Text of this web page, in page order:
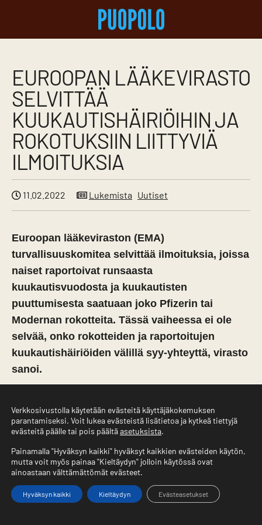
EUROOPAN LÄÄKEVIRASTO
SELVITTÄÄ
KUUKAUTISHÄIRIÖIHIN JA
ROKOTUKSIIN LIITTYVIÄ
ILMOITUKSIA
11.02.2022 Lukemista Uutiset
Euroopan lääkeviraston (EMA)
turvallisuuskomitea selvittää ilmoituksia, joissa
naiset raportoivat runsaasta
kuukautisvuodosta ja kuukautisten
puuttumisesta saatuaan joko Pfizerin tai
Modernan rokotteita. Tässä vaiheessa ei ole
selvää, onko rokotteiden ja raportoitujen
kuukautishäiriöiden välillä syy-yhteyttä, virasto
sanoi.
olevista sairauksista ja stressistä sekä väsymyksestä, EMA
sanoi. Viraston mukaan vastaavia ​​häiriöitä on raportoitu
myös COVID-19-infektion jälkeen.
Koronarokotus on aiemmin yhdistetty vähäiseen ja
tilapäiseen kuukautiskierron pituuden muutokseen,
kertoo National Institutes of Healthin tuoretutkimus
Verkkosivustolla käytetään evästeitä käyttäjäkokemuksen
parantamiseksi. Voit lukea evästeistä lisätietoa ja kytkeä tiettyjä
evästeitä päälle tai pois päältäasetuksista.
Painamalla "Hyväksyn kaikki" hyväksyt kaikkien evästeiden käytön,
mutta voit myös painaa "Kieltäydyn" jolloin käytössä ovat
ainoastaan välttämättömät evästeet.
Hyväksyn kaikki Kieltäydyn Evästeasetukset